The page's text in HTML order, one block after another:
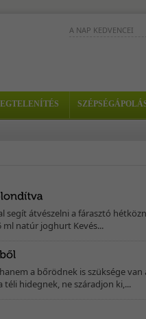
A NAP KEDVENCEI
segít átvészelni a fárasztó
ml natúr joghurt Kevés...
a bőrödnek is szüksége van
hidegnek, ne száradjon ki,...